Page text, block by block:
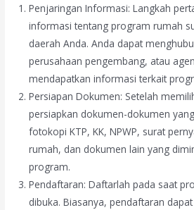
Penjaringan Informasi: Langkah
informasi tentang program rumah
daerah Anda. Anda dapat
perusahaan pengembang, atau
mendapatkan informasi terkait
Persiapan Dokumen: Setelah
persiapkan dokumen-dokumen
fotokopi KTP, KK, NPWP, surat
rumah, dan dokumen lain yang
program.
Pendaftaran: Daftarlah pada saat
dibuka. Biasanya, pendaftaran